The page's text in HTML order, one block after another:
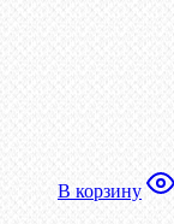
В корзину